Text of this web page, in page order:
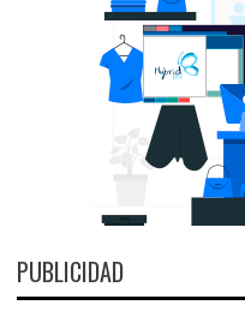
PUBLICIDAD